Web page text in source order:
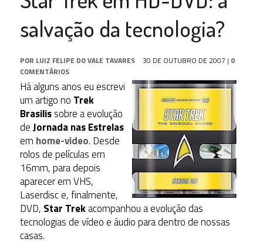
salvação da tecnologia?
POR LUIZ FELIPE DO VALE TAVARES 30 DE OUTUBRO DE 2007 | 0
COMENTÁRIOS
Há alguns anos eu escrevi
um artigo no Trek
Brasilissobre a evolução
deJornada nas Estrelas
em home-video. Desde
rolos de películas em
16mm, para depois
aparecer em VHS,
Laserdisc e, finalmente,
DVD, Star Trekacompanhou a evolução das
tecnologias de vídeo e áudio para dentro de nossas
casas.